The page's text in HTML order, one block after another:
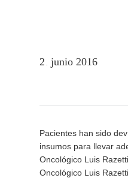
2 junio 2016
Pacientes han sido
insumos para llevar
Oncológico Luis
Oncológico Luis